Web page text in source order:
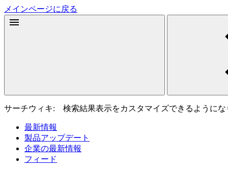
メインページに戻る
サーチウィキ: 検索結果表示をカスタマイズできるようにな
最新情報
製品アップデート
企業の最新情報
フィード